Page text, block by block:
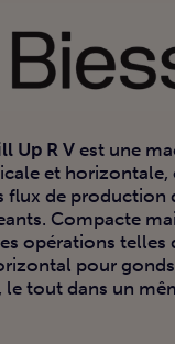
Up R Vest une
et
flux de production
Compacte
opérations telles
pour
le tout dans un